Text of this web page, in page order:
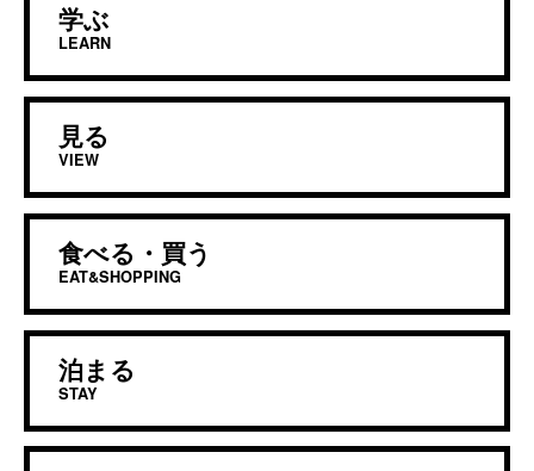
学ぶ
LEARN
見る
VIEW
食べる・買う
EAT&SHOPPING
泊まる
STAY